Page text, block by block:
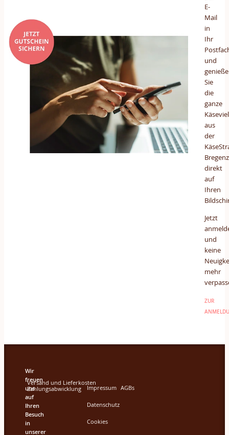
E-
Mail
in
Ihr
und
Sie
die
ganze
aus
der
direkt
auf
Ihren
Jetzt
und
keine
mehr
ZUR
Wir
freuen
uns
auf
Ihren
Besuch
in
unserer
Versand und Lieferkosten
Zahlungsabwicklung
Impressum AGBs
Datenschutz
Cookies